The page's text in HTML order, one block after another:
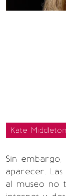
Kate
Sin
aparecer.
al museo no